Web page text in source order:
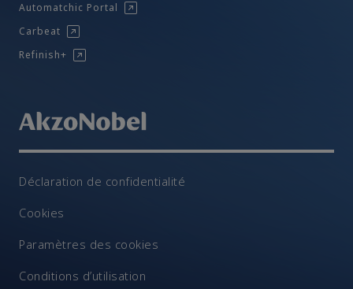
Automatchic Portal
Carbeat
Refinish+
Déclaration de confidentialité
Cookies
Paramètres des cookies
Conditions d’utilisation